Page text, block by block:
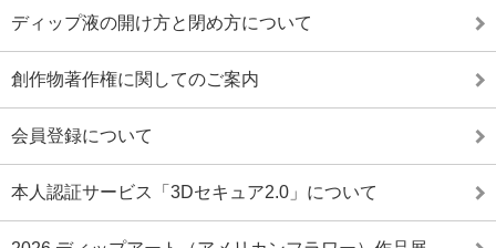
ディップ液の開け方と閉め方について
創作物著作権に関してのご案内
会員登録について
本人認証サービス「3Dセキュア2.0」について